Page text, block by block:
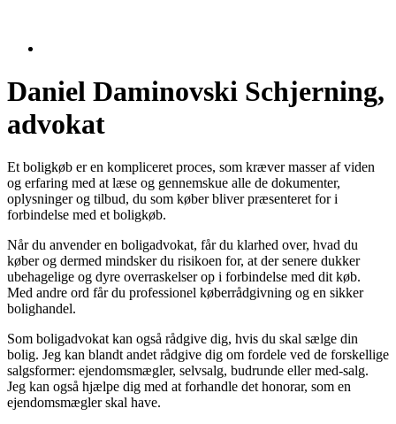
Daniel Daminovski Schjerning,
advokat
Et boligkøb er en kompliceret proces, som kræver masser af viden
og erfaring med at læse og gennemskue alle de dokumenter,
oplysninger og tilbud, du som køber bliver præsenteret for i
forbindelse med et boligkøb.
Når du anvender en boligadvokat, får du klarhed over, hvad du
køber og dermed mindsker du risikoen for, at der senere dukker
ubehagelige og dyre overraskelser op i forbindelse med dit køb.
Med andre ord får du professionel køberrådgivning og en sikker
bolighandel.
Som boligadvokat kan også rådgive dig, hvis du skal sælge din
bolig. Jeg kan blandt andet rådgive dig om fordele ved de forskellige
salgsformer: ejendomsmægler, selvsalg, budrunde eller med-salg.
Jeg kan også hjælpe dig med at forhandle det honorar, som en
ejendomsmægler skal have.